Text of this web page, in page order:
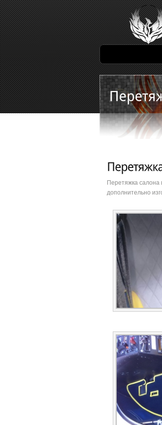
Перетяжка салона
дополнительно